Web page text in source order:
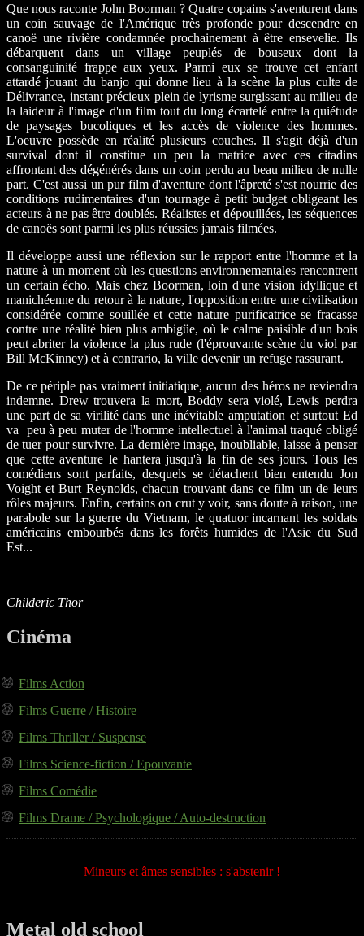
Que nous raconte John Boorman ? Quatre copains s'aventurent dans
un coin sauvage de l'Amérique très profonde pour descendre en
canoë une rivière condamnée prochainement à être ensevelie. Ils
débarquent dans un village peuplés de bouseux dont la
consanguinité frappe aux yeux. Parmi eux se trouve cet enfant
attardé jouant du banjo qui donne lieu à la scène la plus culte de
Délivrance, instant précieux plein de lyrisme surgissant au milieu de
la laideur à l'image d'un film tout du long écartelé entre la quiétude
de paysages bucoliques et les accès de violence des hommes.
L'oeuvre possède en réalité plusieurs couches. Il s'agit déjà d'un
survival dont il constitue un peu la matrice avec ces citadins
affrontant des dégénérés dans un coin perdu au beau milieu de nulle
part. C'est aussi un pur film d'aventure dont l'âpreté s'est nourrie des
conditions rudimentaires d'un tournage à petit budget obligeant les
acteurs à ne pas être doublés. Réalistes et dépouillées, les séquences
de canoës sont parmi les plus réussies jamais filmées.
Il développe aussi une réflexion sur le rapport entre l'homme et la
nature à un moment où les questions environnementales rencontrent
un certain écho. Mais chez Boorman, loin d'une vision idyllique et
manichéenne du retour à la nature, l'opposition entre une civilisation
considérée comme souillée et cette nature purificatrice se fracasse
contre une réalité bien plus ambigüe, où le calme paisible d'un bois
peut abriter la violence la plus rude (l'éprouvante scène du viol par
Bill McKinney) et à contrario, la ville devenir un refuge rassurant.
De ce périple pas vraiment initiatique, aucun des héros ne reviendra
indemne. Drew trouvera la mort, Boddy sera violé, Lewis perdra
une part de sa virilité dans une inévitable amputation et surtout Ed
va peu à peu muter de l'homme intellectuel à l'animal traqué obligé
de tuer pour survivre. La dernière image, inoubliable, laisse à penser
que cette aventure le hantera jusqu'à la fin de ses jours. Tous les
comédiens sont parfaits, desquels se détachent bien entendu Jon
Voight et Burt Reynolds, chacun trouvant dans ce film un de leurs
rôles majeurs. Enfin, certains on crut y voir, sans doute à raison, une
parabole sur la guerre du Vietnam, le quatuor incarnant les soldats
américains embourbés dans les forêts humides de l'Asie du Sud
Est...
Childeric Thor
Cinéma
Films Action
Films Guerre / Histoire
Films Thriller / Suspense
Films Science-fiction / Epouvante
Films Comédie
Films Drame / Psychologique / Auto-destruction
Mineurs et âmes sensibles : s'abstenir !
Metal old school